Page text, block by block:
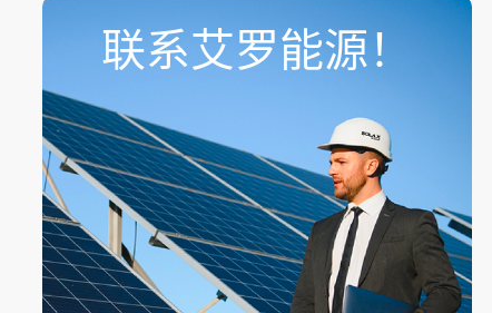
联系艾罗能源！